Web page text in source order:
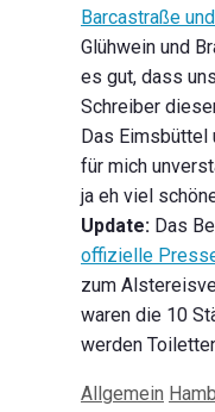
Barcastraße
Glühwein und
es gut, dass
Schreiber
Das Eimsbüttel
für mich
ja eh viel
Update: Das
offizielle
zum
waren die 10
werden
Kategorien
Allgemein